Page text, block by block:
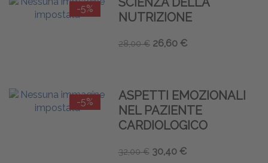
-5%
NUTRIZIONE
28,00 € 26,60 €
-5%
ASPETTI EMOZIONALI
NEL PAZIENTE
CARDIOLOGICO
32,00 € 30,40 €